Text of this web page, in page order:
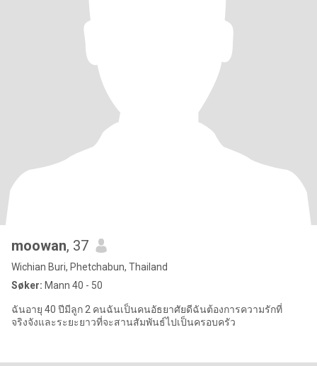
moowan, 37
Wichian Buri, Phetchabun, Thailand
Søker: Mann 40 - 50
ฉันอายุ 40 ปีมีลูก 2 คนฉันเป็นคนอัธยาศัยดีฉันต้องการความรักที่
จริงจังและระยะยาวที่จะสานสัมพันธ์ไปเป็นครอบครัว